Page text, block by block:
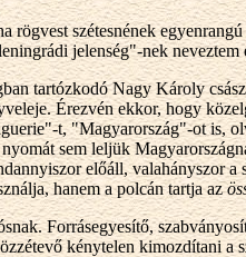
szétesnének
jelenség"-nek
tartózkodó Nagy Károly
Érezvén ekkor, hogy
t, "Magyarország"-ot is,
sem leljük
előáll,
hanem a polcán tartja az
Forrásegyesítő,
kénytelen kimozdítani